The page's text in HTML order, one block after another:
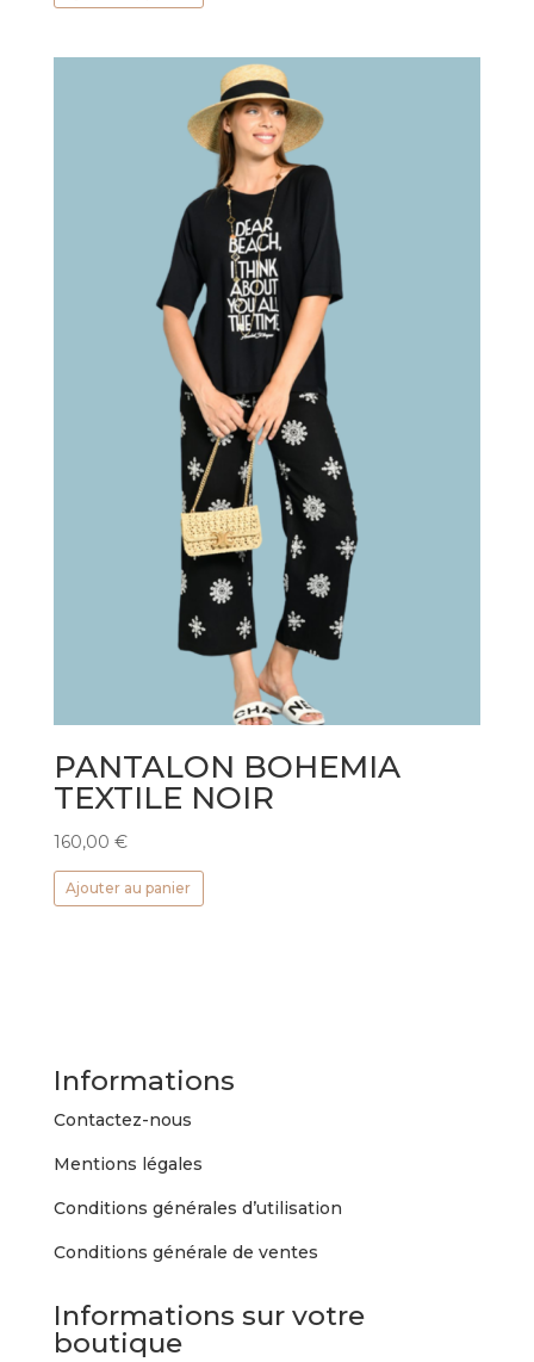
PANTALON BOHEMIA
TEXTILE NOIR
160,00 €
Ajouter au panier
Informations
Contactez-nous
Mentions légales
Conditions générales d’utilisation
Conditions générale de ventes
Informations sur votre
boutique